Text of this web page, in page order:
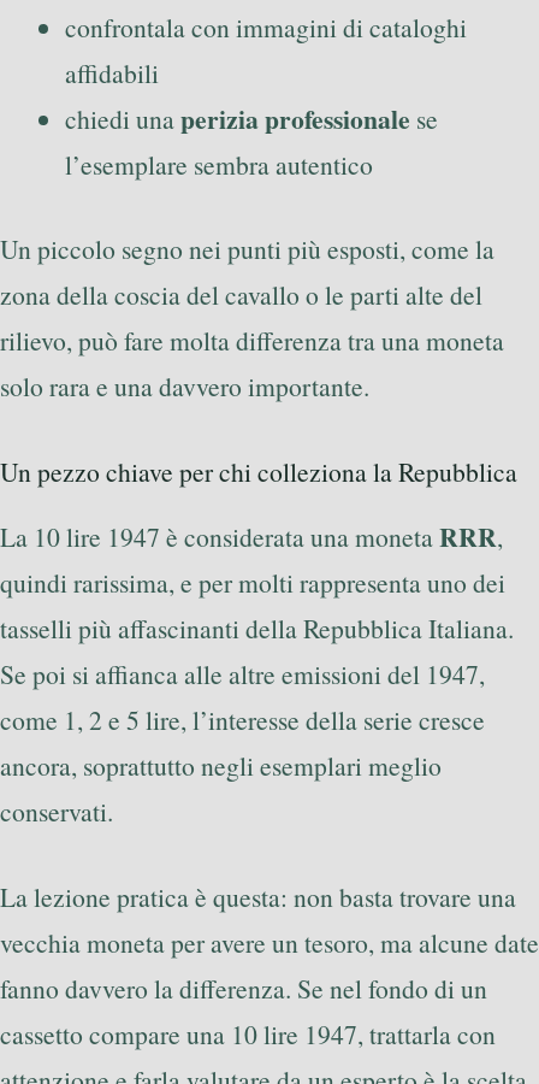
confrontala con immagini di cataloghi
affidabili
chiedi unaperizia professionale se
l’esemplare sembra autentico
Un piccolo segno nei punti più esposti, come la
zona della coscia del cavallo o le parti alte del
rilievo, può fare molta differenza tra una moneta
solo rara e una davvero importante.
Un pezzo chiave per chi colleziona la Repubblica
La 10 lire 1947 è considerata una monetaRRR,
quindi rarissima, e per molti rappresenta uno dei
tasselli più affascinanti della Repubblica Italiana.
Se poi si affianca alle altre emissioni del 1947,
come 1, 2 e 5 lire, l’interesse della serie cresce
ancora, soprattutto negli esemplari meglio
conservati.
La lezione pratica è questa: non basta trovare una
vecchia moneta per avere un tesoro, ma alcune date
fanno davvero la differenza. Se nel fondo di un
cassetto compare una 10 lire 1947, trattarla con